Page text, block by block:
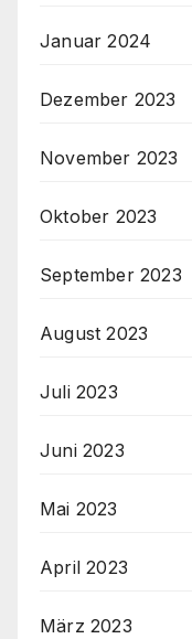
Januar 2024
Dezember 2023
November 2023
Oktober 2023
September 2023
August 2023
Juli 2023
Juni 2023
Mai 2023
April 2023
März 2023